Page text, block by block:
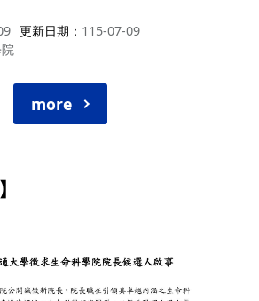
更新日期
115-07-09
more